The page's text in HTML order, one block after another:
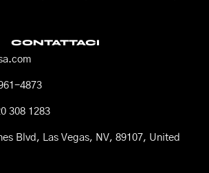
CONTATTACI
4873
308 1283
Blvd, Las Vegas, NV, 89107, United